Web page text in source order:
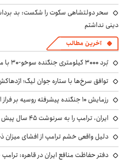
سحر دولتشاهی سکوت را شکست: بد
دینی نداشتم
آخرین مطالب
بُرد ۳۰۰۰ کیلومتری جنگنده سوخو-۳۰ با مخزن سوخت ۹.۶ تُنی
توافق سرخ‌ها با ستاره جوان لیگ؛
رزمایش ۱۰ جنگنده پیشرفته روسیه بر فراز اروپای مرکزی با مهمات واقعی
ایران، ترامپ را به سرنوشت ۴۵ سال پیش کارتر دچار می‌کند
دلیل واقعی خشم ترامپ از افشای میزان
دفتر حفاظت منافع ایران در قاهره: